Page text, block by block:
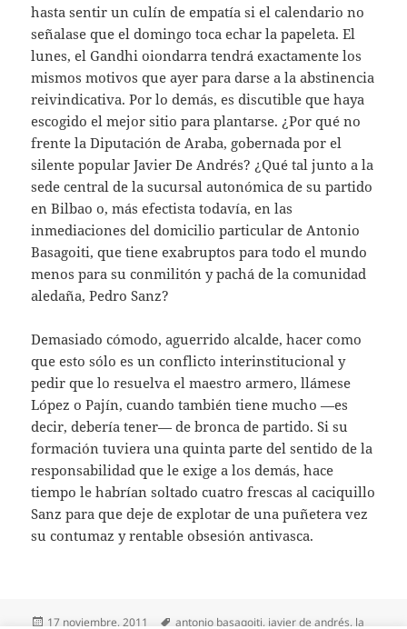
hasta sentir un culín de empatía si el calendario no
señalase que el domingo toca echar la papeleta. El
lunes, el Gandhi oiondarra tendrá exactamente los
mismos motivos que ayer para darse a la abstinencia
reivindicativa. Por lo demás, es discutible que haya
escogido el mejor sitio para plantarse. ¿Por qué no
frente la Diputación de Araba, gobernada por el
silente popular Javier De Andrés? ¿Qué tal junto a la
sede central de la sucursal autonómica de su partido
en Bilbao o, más efectista todavía, en las
inmediaciones del domicilio particular de Antonio
Basagoiti, que tiene exabruptos para todo el mundo
menos para su conmilitón y pachá de la comunidad
aledaña, Pedro Sanz?
Demasiado cómodo, aguerrido alcalde, hacer como
que esto sólo es un conflicto interinstitucional y
pedir que lo resuelva el maestro armero, llámese
López o Pajín, cuando también tiene mucho —es
decir, debería tener— de bronca de partido. Si su
formación tuviera una quinta parte del sentido de la
responsabilidad que le exige a los demás, hace
tiempo le habrían soltado cuatro frescas al caciquillo
Sanz para que deje de explotar de una puñetera vez
su contumaz y rentable obsesión antivasca.
Publicado
17 noviembre, 2011 Etiquetas
antonio basagoiti, javier de andrés, la